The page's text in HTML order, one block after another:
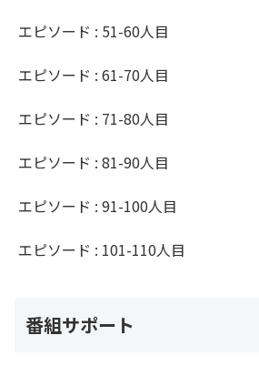
エピソード : 51-60人目
エピソード : 61-70人目
エピソード : 71-80人目
エピソード : 81-90人目
エピソード : 91-100人目
エピソード : 101-110人目
番組サポート